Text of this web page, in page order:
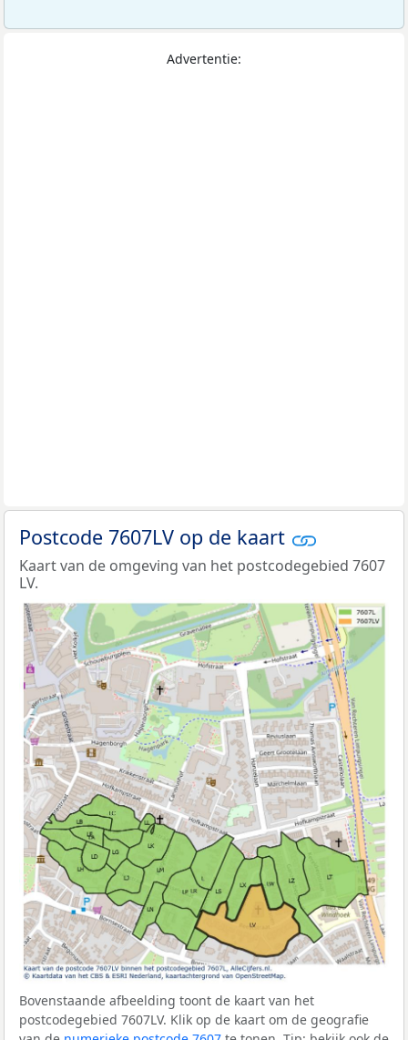
Advertentie:
Postcode 7607LV op de kaart
Kaart van de omgeving van het postcodegebied 7607
LV.
Bovenstaande afbeelding toont de kaart van het
postcodegebied 7607LV. Klik op de kaart om de geografie